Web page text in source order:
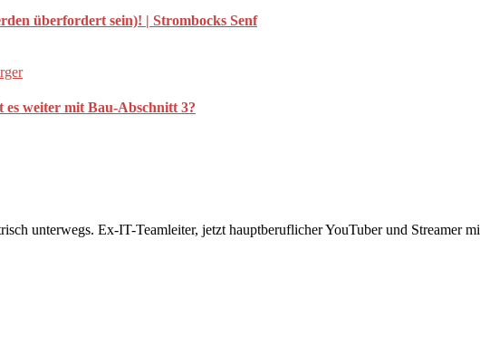
überfordert sein)! | Strombocks Senf
weiter mit Bau-Abschnitt 3?
unterwegs. Ex-IT-Teamleiter, jetzt hauptberuflicher YouTuber und